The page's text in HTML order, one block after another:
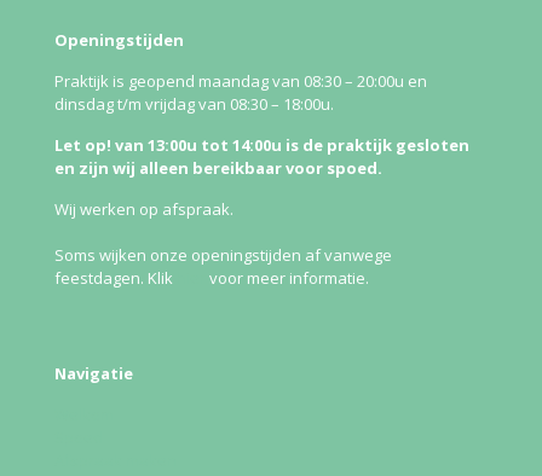
Openingstijden
Praktijk is geopend maandag van 08:30 – 20:00u en
dinsdag t/m vrijdag van 08:30 – 18:00u.
Let op! van 13:00u tot 14:00u is de praktijk gesloten
en zijn wij alleen bereikbaar voor spoed.
Wij werken op afspraak.
Soms wijken onze openingstijden af vanwege
feestdagen. Klik
voor meer informatie.
Navigatie